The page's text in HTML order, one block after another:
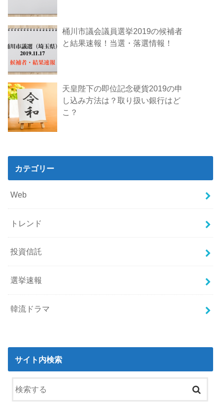
桶川市議会議員選挙2019の候補者
と結果速報！当選・落選情報！
天皇陛下の即位記念硬貨2019の申
し込み方法は？取り扱い銀行はど
こ？
カテゴリー
Web
トレンド
投資信託
選挙速報
韓流ドラマ
サイト内検索